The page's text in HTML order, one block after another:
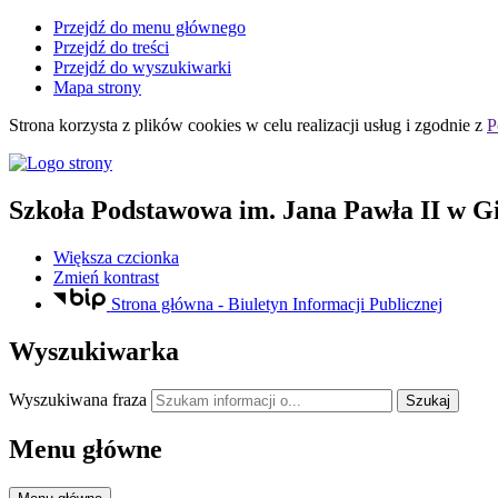
Przejdź do menu głównego
Przejdź do treści
Przejdź do wyszukiwarki
Mapa strony
Strona korzysta z plików cookies w celu realizacji usług i zgodnie z
Szkoła Podstawowa im. Jana Pawła II w
Większa czcionka
Zmień kontrast
Strona główna - Biuletyn Informacji Publicznej
Wyszukiwarka
Wyszukiwana fraza Szukaj
Menu główne